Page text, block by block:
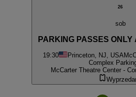
26
sob
PARKING PASSES
19:30 Princeton, NJ, USA
Complex
McCarter Theatre Center -